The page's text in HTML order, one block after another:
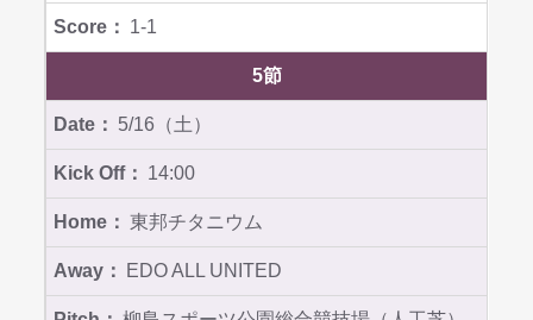
1-1
5節
5/16（土）
14:00
東邦チタニウム
EDO ALL UNITED